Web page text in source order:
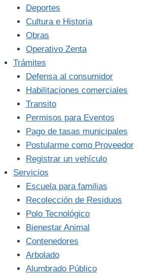
Deportes
Cultura e Historia
Obras
Operativo Zenta
Trámites
Defensa al consumidor
Habilitaciones comerciales
Transito
Permisos para Eventos
Pago de tasas municipales
Postularme como Proveedor
Registrar un vehículo
Servicios
Escuela para familias
Recolección de Residuos
Polo Tecnológico
Bienestar Animal
Contenedores
Arbolado
Alumbrado Público